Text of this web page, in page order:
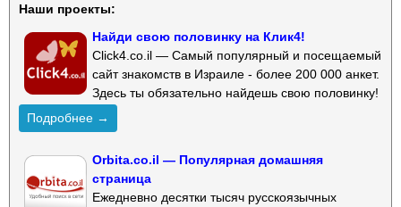
Наши проекты:
Найди свою половинку на Клик4!
Click4.co.il — Самый популярный и посещаемый
сайт знакомств в Израиле - более 200 000 анкет.
Здесь ты обязательно найдешь свою половинку!
Подробнее →
Orbita.co.il — Популярная домашняя
страница
Ежедневно десятки тысяч русскоязычных